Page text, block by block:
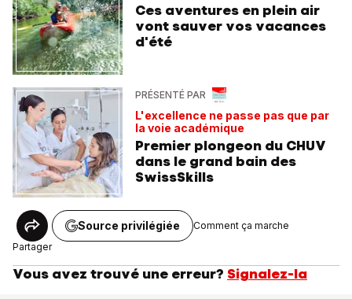
Ces aventures en plein air
vont sauver vos vacances
d'été
PRÉSENTÉ PAR
L'excellence ne passe pas que par
la voie académique
Premier plongeon du CHUV
dans le grand bain des
SwissSkills
Partager
Source privilégiée Comment ça marche
Vous avez trouvé une erreur? Signalez-la